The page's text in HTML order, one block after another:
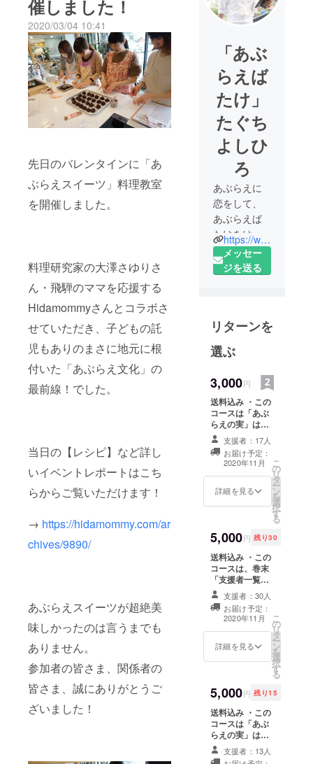
催しました！
2020/03/04 10:41
先日のバレンタインに「あ
ぶらえスイーツ」料理教室
を開催しました。
料理研究家の大澤さゆりさ
ん・飛騨のママを応援する
Hidamommyさんとコラボさ
せていただき、子どもの託
児もありのまさに地元に根
付いた「あぶらえ文化」の
最前線！でした。
当日の【レシピ】など詳し
いイベントレポートはこち
らからご覧いただけます！
→ https://hidamommy.com/ar
chives/9890/
あぶらえスイーツが超絶美
味しかったのは言うまでも
ありません。
参加者の皆さま、関係者の
皆さま、誠にありがとうご
ざいました！
「あぶ
らえば
たけ」
たぐち
よしひ
ろ
あぶらえに
恋をして、
あぶらえば
たけをはじ
めました。
と知り、
そらどもな
らんぞ！そ
しゃ復興せ
ならんな！
ってことで
あぶらえ栽
培＆継承活
動をやって
います。
（あぶらえ
とは飛騨え
です。）
https://www.instagram.com/egoma.farm/
メッセー
ジを送る
リターンを
選ぶ
3,000円
送料込み ・この
コースは「あぶ
らえの実」は
【無し】です。
・このコースは
巻末「支援者一
覧ページ」への
記名は【無し】
です。
支援者：17人
お届け予定：
2020年11月
詳細を見る
こ
の
リ
タ
ー
ン
を
選
択
す
る
5,000円 残り30
送料込み ・この
コースは、巻末
「支援者一覧
ページ」への記
名は 【無し】で
す。 ・万が一あ
ぶらえが不作の
場合は、他の農
家さんが栽培し
レは、飛騨産で
おすすめの市販
品です。 ・お礼
のメッセージを
お送りします。
支援者：30人
お届け予定：
2020年11月
詳細を見る
こ
の
リ
タ
ー
ン
を
選
択
す
る
5,000円 残り15
送料込み ・この
コースは「あぶ
らえの実」は
【無し】です。
・あぶらえの五
支援者：13人